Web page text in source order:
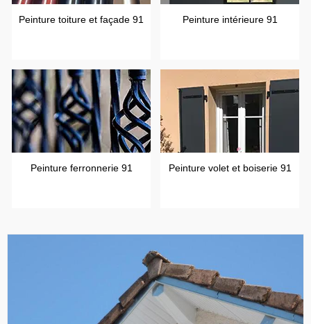
Peinture toiture et façade 91 Peinture intérieure 91
Peinture ferronnerie 91 Peinture volet et boiserie 91